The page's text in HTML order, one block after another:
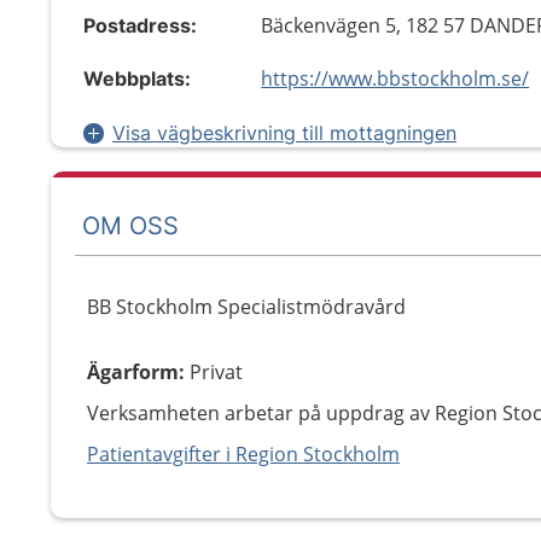
Postadress: Bäckenvägen 5, 182 57
Webbplats: https://www.bbstockholm.se/
Visa vägbeskrivning till mottagningen
OM OSS
BB Stockholm Specialistmödravård
Ägarform: Privat
Verksamheten arbetar på uppdrag av Region
Patientavgifter i Region Stockholm